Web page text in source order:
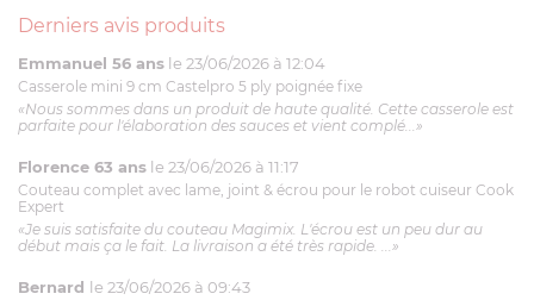
Derniers avis produits
Emmanuel 56 ans le 23/06/2026 à 12:04
Casserole mini 9 cm Castelpro 5 ply poignée fixe
«Nous sommes dans un produit de haute qualité. Cette casserole est
parfaite pour l'élaboration des sauces et vient complé...»
Florence 63 ans le 23/06/2026 à 11:17
Couteau complet avec lame, joint & écrou pour le robot cuiseur Cook
Expert
«Je suis satisfaite du couteau Magimix. L'écrou est un peu dur au
début mais ça le fait. La livraison a été très rapide. ...»
Bernard le 23/06/2026 à 09:43